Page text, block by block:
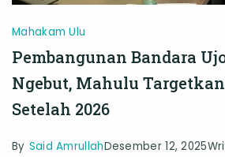
Mahakam Ulu
Pembangunan Bandara
Ngebut, Mahulu
Setelah 2026
By Said AmrullahDesember 12, 2025